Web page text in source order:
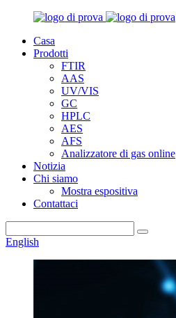
Casa
Prodotti
FTIR
AAS
UV/VIS
GC
HPLC
AES
AFS
Analizzatore di gas online
Notizia
Chi siamo
Mostra espositiva
Contattaci
English